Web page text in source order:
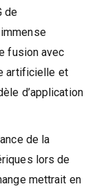
de
fusion avec
artificielle et
d’application
de la
lors de
mettrait en